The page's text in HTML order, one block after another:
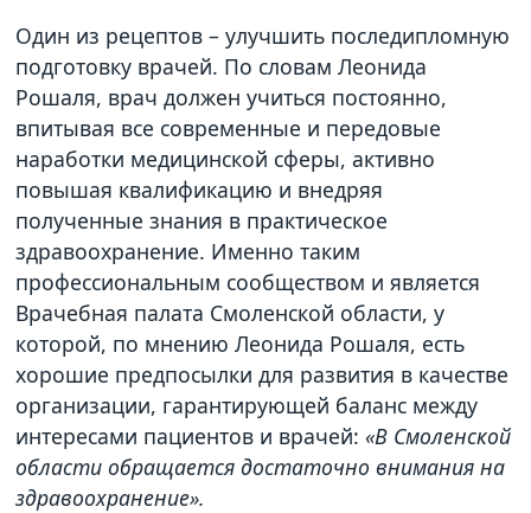
Один из рецептов – улучшить последипломную
подготовку врачей. По словам Леонида
Рошаля, врач должен учиться постоянно,
впитывая все современные и передовые
наработки медицинской сферы, активно
повышая квалификацию и внедряя
полученные знания в практическое
здравоохранение. Именно таким
профессиональным сообществом и является
Врачебная палата Смоленской области, у
которой, по мнению Леонида Рошаля, есть
хорошие предпосылки для развития в качестве
организации, гарантирующей баланс между
интересами пациентов и врачей:«В Смоленской
области обращается достаточно внимания на
здравоохранение».